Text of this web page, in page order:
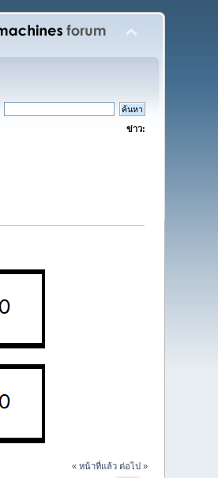
ข่าว:
« หน้าที่แล้ว ต่อไป »